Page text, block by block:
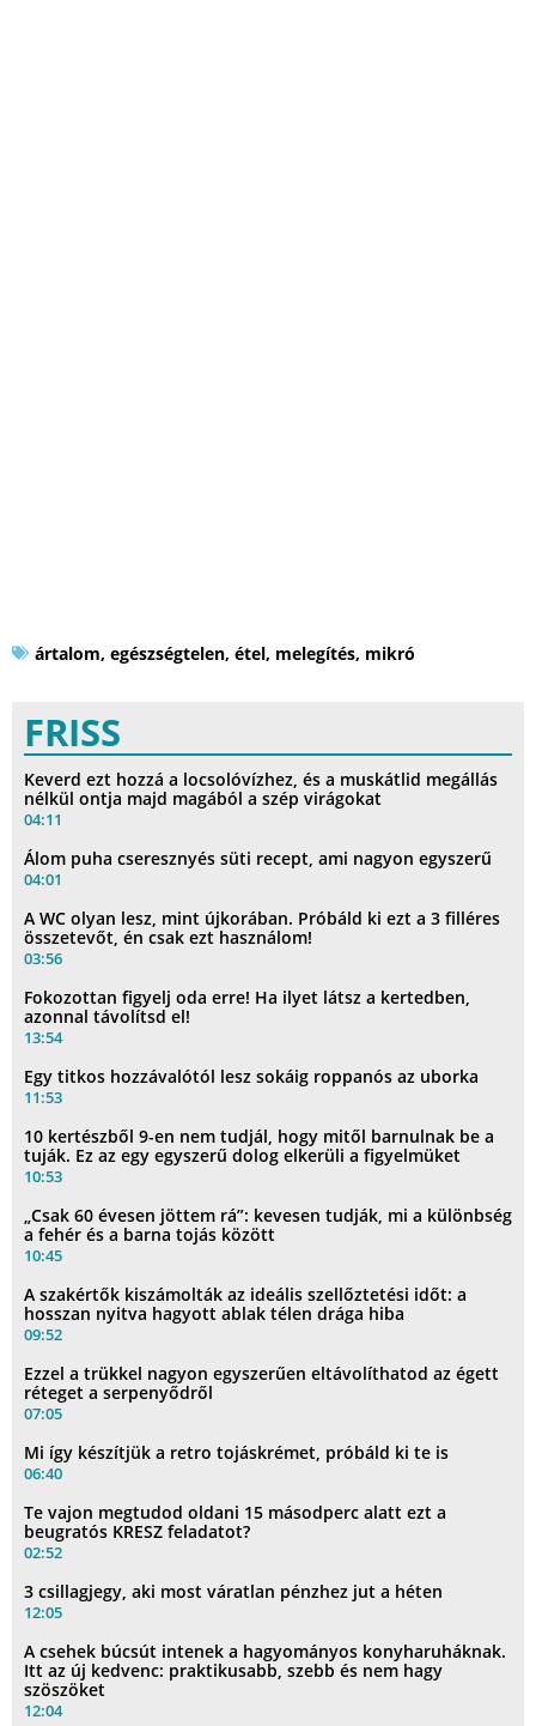
ártalom, egészségtelen, étel, melegítés, mikró
FRISS
Keverd ezt hozzá a locsolóvízhez, és a muskátlid megállás
nélkül ontja majd magából a szép virágokat
04:11
Álom puha cseresznyés süti recept, ami nagyon egyszerű
04:01
A WC olyan lesz, mint újkorában. Próbáld ki ezt a 3 filléres
összetevőt, én csak ezt használom!
03:56
Fokozottan figyelj oda erre! Ha ilyet látsz a kertedben,
azonnal távolítsd el!
13:54
Egy titkos hozzávalótól lesz sokáig roppanós az uborka
11:53
10 kertészből 9-en nem tudjál, hogy mitől barnulnak be a
tuják. Ez az egy egyszerű dolog elkerüli a figyelmüket
10:53
„Csak 60 évesen jöttem rá”: kevesen tudják, mi a különbség
a fehér és a barna tojás között
10:45
A szakértők kiszámolták az ideális szellőztetési időt: a
hosszan nyitva hagyott ablak télen drága hiba
09:52
Ezzel a trükkel nagyon egyszerűen eltávolíthatod az égett
réteget a serpenyődről
07:05
Mi így készítjük a retro tojáskrémet, próbáld ki te is
06:40
Te vajon megtudod oldani 15 másodperc alatt ezt a
beugratós KRESZ feladatot?
02:52
3 csillagjegy, aki most váratlan pénzhez jut a héten
12:05
A csehek búcsút intenek a hagyományos konyharuháknak.
Itt az új kedvenc: praktikusabb, szebb és nem hagy
szöszöket
12:04